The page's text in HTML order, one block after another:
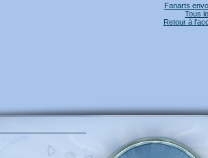
Fanarts
Tous
Retour à